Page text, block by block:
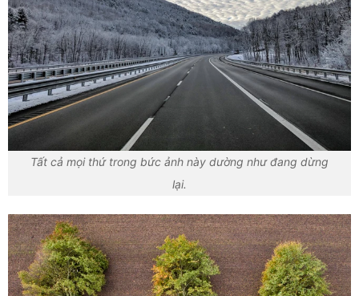
Tất cả mọi thứ trong bức ảnh này dường như đang dừng
lại.